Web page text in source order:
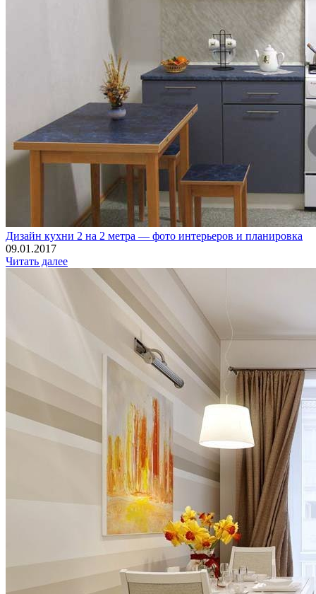
Дизайн кухни 2 на 2 метра — фото интерьеров и планировка
09.01.2017
Читать далее